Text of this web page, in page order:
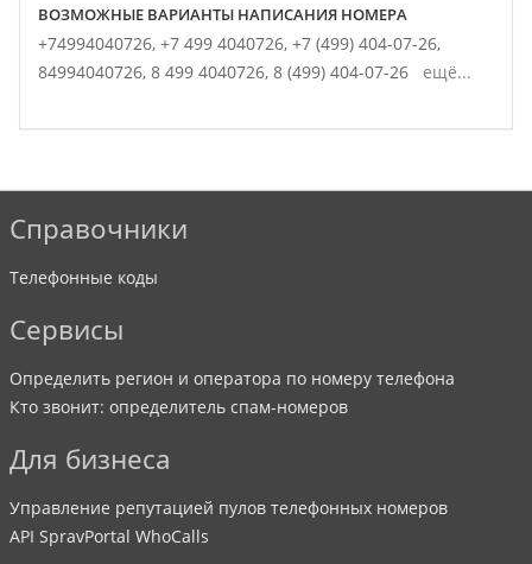
ВОЗМОЖНЫЕ ВАРИАНТЫ НАПИСАНИЯ НОМЕРА
+74994040726, +7 499 4040726, +7 (499) 404-07-26,
84994040726, 8 499 4040726, 8 (499) 404-07-26 ещё...
Справочники
Телефонные коды
Сервисы
Определить регион и оператора по номеру телефона
Кто звонит: определитель спам-номеров
Для бизнеса
Управление репутацией пулов телефонных номеров
API SpravPortal WhoCalls